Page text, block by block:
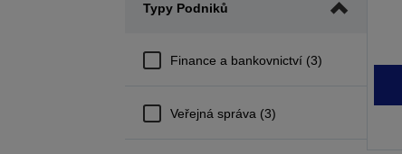
Typy Podniků
Finance a bankovnictví (3)
Veřejná správa (3)